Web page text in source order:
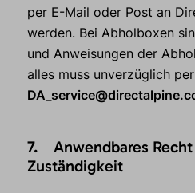
per E-Mail oder Post an
werden. Bei Abholboxen
und Anweisungen der
alles muss unverzüglich
7. Anwendbares
Zuständigkeit